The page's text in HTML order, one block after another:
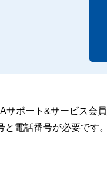
サポート&サービス会
電話番号が必要です。